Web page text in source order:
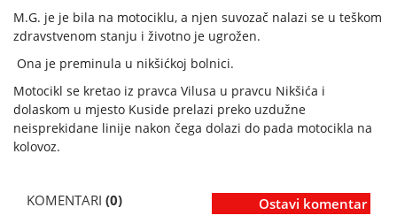
M.G. je je bila na motociklu, a njen suvozač nalazi se u teškom
zdravstvenom stanju i životno je ugrožen.
Ona je preminula u nikšićkoj bolnici.
Motocikl se kretao iz pravca Vilusa u pravcu Nikšića i
dolaskom u mjesto Kuside prelazi preko uzdužne
neisprekidane linije nakon čega dolazi do pada motocikla na
kolovoz.
KOMENTARI (0) Ostavi komentar